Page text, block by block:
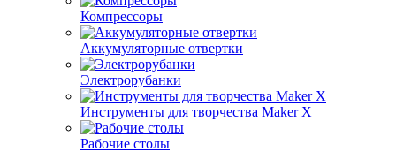
Компрессоры
Аккумуляторные отвертки
Электрорубанки
Инструменты для творчества Maker X
Рабочие столы